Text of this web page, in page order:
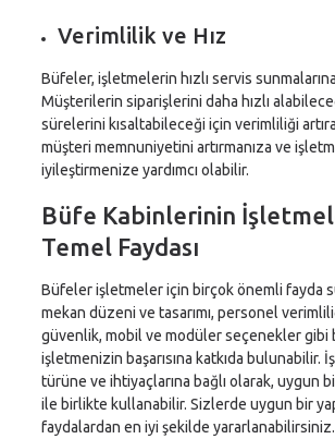
Verimlilik ve Hız
Büfeler, işletmelerin hızlı servis sunmalarına
Müşterilerin siparişlerini daha hızlı
sürelerini kısaltabileceği için verimliliği
müşteri memnuniyetini artırmanıza ve
iyileştirmenize yardımcı olabilir.
Büfe Kabinlerinin
Temel Faydası
Büfeler işletmeler için birçok önemli fayda
mekan düzeni ve tasarımı, personel
güvenlik, mobil ve modüler seçenekler gibi
işletmenizin başarısına katkıda bulunabilir.
türüne ve ihtiyaçlarına bağlı olarak, uygun
ile birlikte kullanabilir. Sizlerde uygun bir
faydalardan en iyi şekilde